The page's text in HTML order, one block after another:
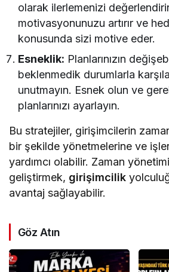
olarak ilerlemenizi
motivasyonunuzu artırır ve
konusunda sizi motive eder.
Esneklik: Planlarınızın
beklenmedik durumlarla
unutmayın. Esnek olun ve
planlarınızı ayarlayın.
Bu stratejiler, girişimcilerin
bir şekilde yönetmelerine ve
yardımcı olabilir. Zaman
geliştirmek, girişimcilik
avantaj sağlayabilir.
Göz Atın